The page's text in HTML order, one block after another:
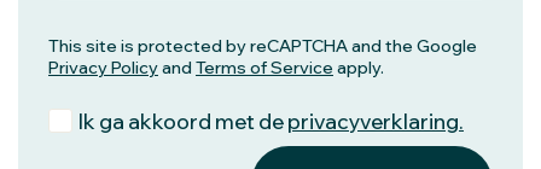
This site is protected by reCAPTCHA and the Google
Privacy Policyand Terms of Service apply.
Ik ga akkoord met deprivacyverklaring.